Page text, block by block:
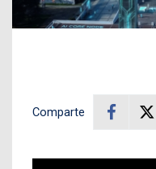
Comparte